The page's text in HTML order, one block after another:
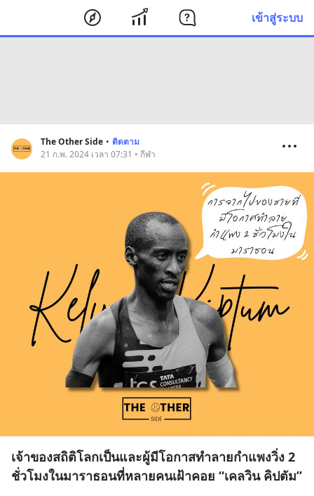
เข้าสู่ระบบ
The Other Side • ติดตาม
21 ก.พ. 2024 เวลา 07:31 • กีฬา
เจ้าของสถิติโลกเป็นและผู้มีโอกาสทำลายกำแพงวิ่ง 2
ชั่วโมงในมาราธอนที่หลายคนเฝ้าคอย “เคลวิน คิปตัม”